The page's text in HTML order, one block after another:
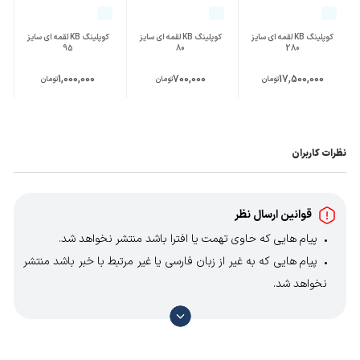
کوپلینگ KB لقمه ای سایز
280
17,500,000تومان
کوپلینگ KB لقمه ای سایز
80
700,000تومان
کوپلینگ KB لقمه ای سایز
95
1,000,000تومان
نظرات کاربران
قوانین ارسال نظر
پیام هایی که حاوی تهمت یا افترا باشد منتشر نخواهد شد.
پیام هایی که به غیر از زبان فارسی یا غیر مرتبط با خبر باشد منتشر
نخواهد شد.
با توجه به آن که امکان موافقت یا مخالفت با محتوای نظرات
وجود دارد، معمولا نظراتی که محتوای مشابه دارند، انتشار نمی‌یابند